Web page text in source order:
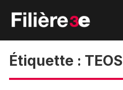
Étiquette : TEOS